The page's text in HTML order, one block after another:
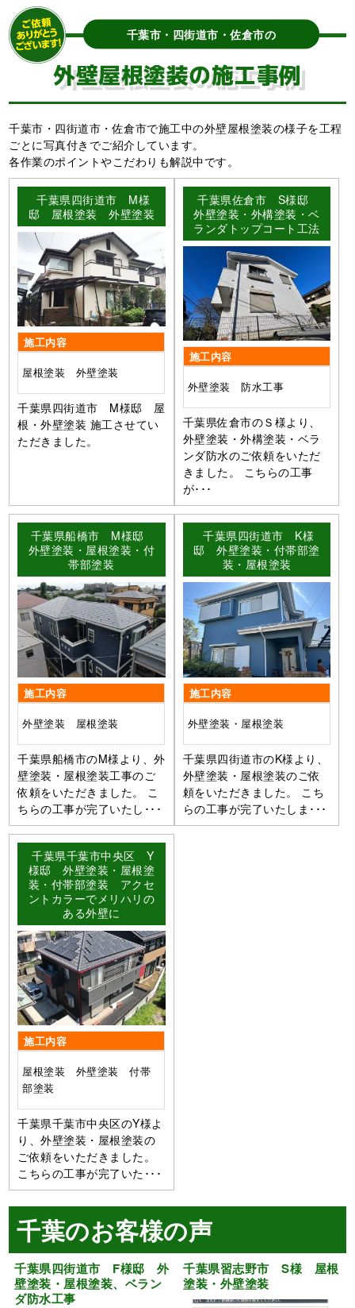
千葉市・四街道市・佐倉市の
外壁屋根塗装の施工事例
千葉市・四街道市・佐倉市で施工中の外壁屋根塗装の様子を工程
ごとに写真付きでご紹介しています。
各作業のポイントやこだわりも解説中です。
千葉県四街道市 M様
邸 屋根塗装 外壁塗装
施工内容
屋根塗装 外壁塗装
千葉県四街道市 M様邸 屋
根・外壁塗装 施工させてい
ただきました。
千葉県佐倉市 S様邸
外壁塗装・外構塗装・ベ
ランダトップコート工法
施工内容
外壁塗装 防水工事
千葉県佐倉市のＳ様より、
外壁塗装・外構塗装・ベラ
ンダ防水のご依頼をいただ
きました。 こちらの工事
が･･･
千葉県船橋市 M様邸
外壁塗装・屋根塗装・付
帯部塗装
施工内容
外壁塗装 屋根塗装
千葉県船橋市のM様より、外
壁塗装・屋根塗装工事のご
依頼をいただきました。 こ
ちらの工事が完了いたし･･･
千葉県四街道市 K様
邸 外壁塗装・付帯部塗
装・屋根塗装
施工内容
外壁塗装・屋根塗装
千葉県四街道市のK様より、
外壁塗装・屋根塗装のご依
頼をいただきました。 こち
らの工事が完了いたしま･･･
千葉県千葉市中央区 Y
様邸 外壁塗装・屋根塗
装・付帯部塗装 アクセ
ントカラーでメリハリの
ある外壁に
施工内容
屋根塗装 外壁塗装 付帯
部塗装
千葉県千葉市中央区のY様よ
り、外壁塗装・屋根塗装の
ご依頼をいただきました。
こちらの工事が完了いた･･･
千葉のお客様の声
千葉県四街道市 F様邸 外
壁塗装・屋根塗装、ベラン
ダ防水工事
千葉県習志野市 S様 屋根
塗装・外壁塗装